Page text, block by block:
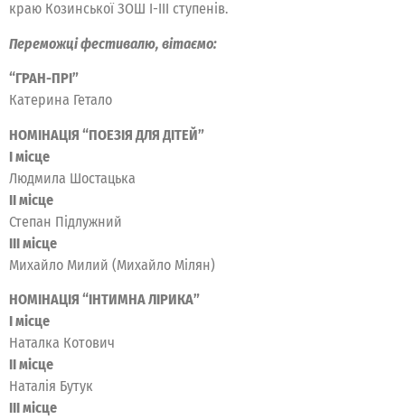
краю Козинської ЗОШ I-III ступенів.
Переможці фестивалю, вітаємо:
“ГРАН-ПРІ”
Катерина Гетало
НОМІНАЦІЯ “ПОЕЗІЯ ДЛЯ ДІТЕЙ”
I місце
Людмила Шостацька
II місце
Степан Підлужний
III місце
Михайло Милий (Михайло Мілян)
НОМІНАЦІЯ “ІНТИМНА ЛІРИКА”
I місце
Наталка Котович
II місце
Наталія Бутук
III місце